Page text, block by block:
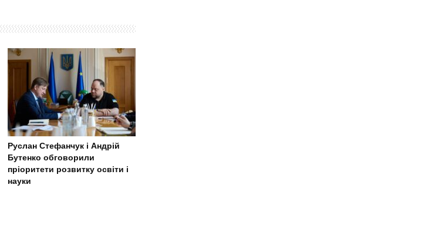
Руслан Стефанчук і Андрій
Бутенко обговорили
пріоритети розвитку освіти і
науки